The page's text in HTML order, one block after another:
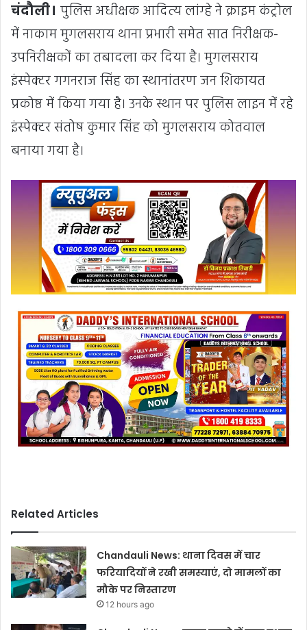
चंदौली। पुलिस अधीक्षक आदित्य लांग्हे ने क्राइम कंट्रोल
में नाकाम मुगलसराय थाना प्रभारी समेत सात निरीक्षक-
उपनिरीक्षकों का तबादला कर दिया है। मुगलसराय
इंस्पेक्टर गगनराज सिंह का स्थानांतरण जन शिकायत
प्रकोष्ठ में किया गया है। उनके स्थान पर पुलिस लाइन में रहे
इंस्पेक्टर संतोष कुमार सिंह को मुगलसराय कोतवाल
बनाया गया है।
Related Articles
Chandauli News: थाना दिवस में चार
फरियादियों ने रखी समस्याएं, दो मामलों का
मौके पर निस्तारण
12 hours ago